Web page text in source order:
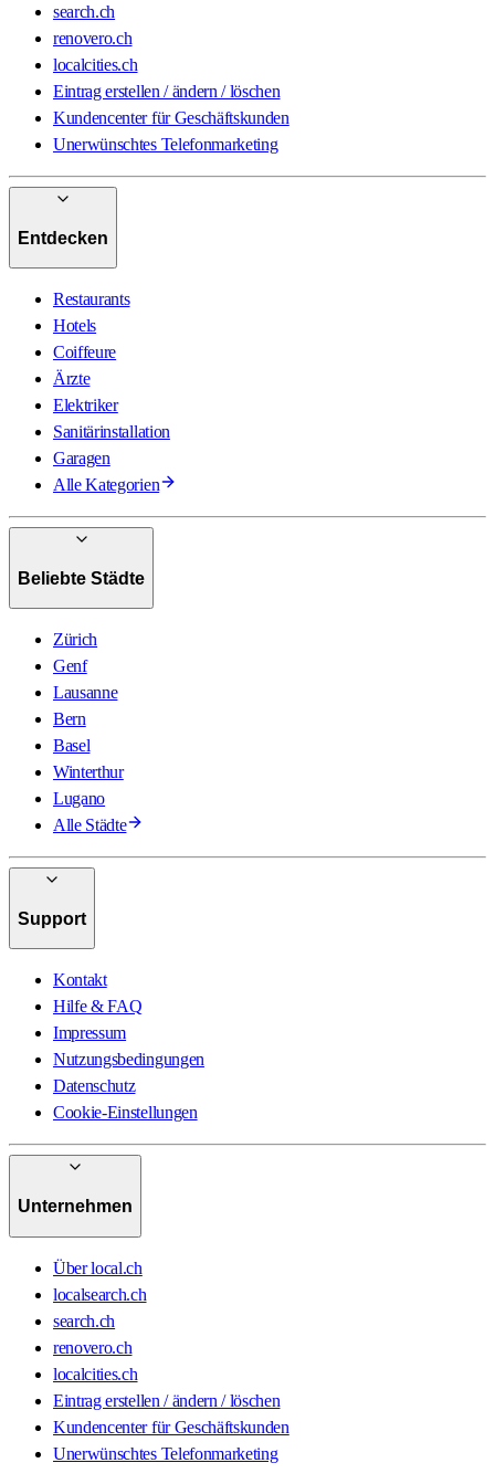
search.ch
renovero.ch
localcities.ch
Eintrag erstellen / ändern / löschen
Kundencenter für Geschäftskunden
Unerwünschtes Telefonmarketing
Entdecken
Restaurants
Hotels
Coiffeure
Ärzte
Elektriker
Sanitärinstallation
Garagen
Alle Kategorien
Beliebte Städte
Zürich
Genf
Lausanne
Bern
Basel
Winterthur
Lugano
Alle Städte
Support
Kontakt
Hilfe & FAQ
Impressum
Nutzungsbedingungen
Datenschutz
Cookie-Einstellungen
Unternehmen
Über local.ch
localsearch.ch
search.ch
renovero.ch
localcities.ch
Eintrag erstellen / ändern / löschen
Kundencenter für Geschäftskunden
Unerwünschtes Telefonmarketing